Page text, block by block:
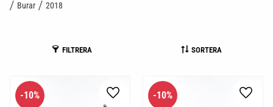
Burar
2018
FILTRERA SORTERA
10% Lägg till i favoriter
10% Lägg